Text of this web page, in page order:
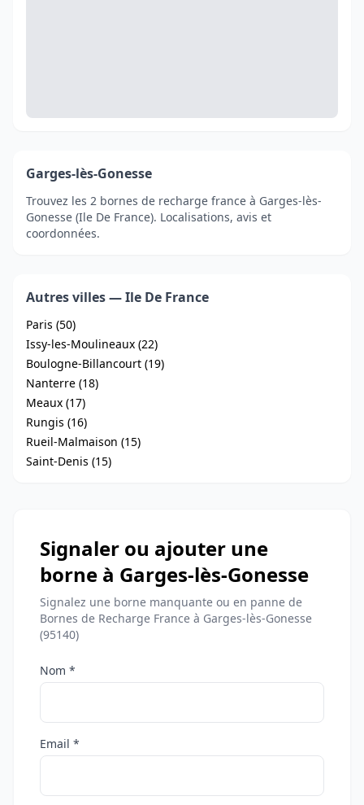
Garges-lès-Gonesse
Trouvez les 2 bornes de recharge france à Garges-lès-
Gonesse (Ile De France). Localisations, avis et
coordonnées.
Autres villes — Ile De France
Paris (50)
Issy-les-Moulineaux (22)
Boulogne-Billancourt (19)
Nanterre (18)
Meaux (17)
Rungis (16)
Rueil-Malmaison (15)
Saint-Denis (15)
Signaler ou ajouter une
borne à Garges-lès-Gonesse
Signalez une borne manquante ou en panne de
Bornes de Recharge France à Garges-lès-Gonesse
(95140)
Nom *
Email *